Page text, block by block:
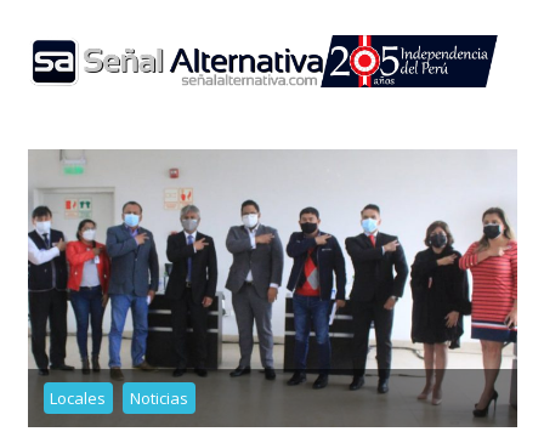
content
Locales Noticias